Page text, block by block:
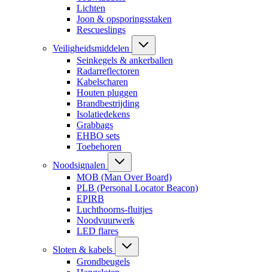
Lichten
Joon & opsporingsstaken
Rescueslings
Veiligheidsmiddelen
Seinkegels & ankerballen
Radarreflectoren
Kabelscharen
Houten pluggen
Brandbestrijding
Isolatiedekens
Grabbags
EHBO sets
Toebehoren
Noodsignalen
MOB (Man Over Board)
PLB (Personal Locator Beacon)
EPIRB
Luchthoorns-fluitjes
Noodvuurwerk
LED flares
Sloten & kabels
Grondbeugels